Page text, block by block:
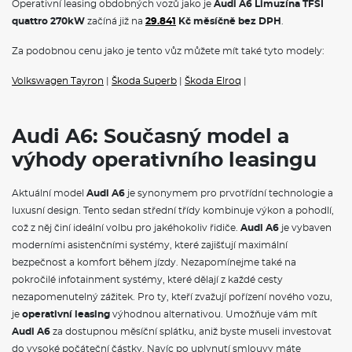
výšky snižuje odpor. , Prostřednictvím Audi drive select lze
vozidla – v porovnání s modelem A6 se standardním
„dynamic“: - 30 mm, „zdvih“: +/- 0 mm
dodatečným reproduktorům v předních hlavových opěrkách.
3D zvuk přináší působivou trojrozměrnou reprodukci zvuku
pro přední sedadla. Tuto zvukovou vlastnost vytvářejí
technologie Fraunhofer Symphoria. 3D zvuk lze reprodukovat
pomocí všech zdrojů. Výsledkem je prakticky bezkonkurenční
autentický stereofonní a 3D prostorový zážitek ve vozidle.,
Bang & Olufsen 3D Premium Sound System s reproduktory v
hlavových opěrkách se skládá z:, 16 reproduktorů včetně 3D
výškových a středových reproduktorů, subwooferu a
vylepšeného centrálního reproduktoru v porovnání se
systémem Bang & Olufsen 3D Premium Sound System, 20
kanálový zesilovač s celkovým výkonem 810 W, 4
zážitek a prostorový zvuk, navigační příkazy a telefonní
Operativní leasing obdobných vozů jako je Audi A6 Limuzína TFSI
quattro 270kW začíná již na 29.841 Kč měsíčně bez DPH
Za podobnou cenu jako je tento vůz můžete mít také tyto modely:
Volkswagen Tayron Škoda Superb Škoda Elroq
Audi A6: Současný model a
výhody operativního leasingu
Aktuální model Audi A6 je synonymem pro prvotřídní technologie a
luxusní design. Tento sedan střední třídy kombinuje výkon a pohodlí,
což z něj činí ideální volbu pro jakéhokoliv řidiče. Audi A6 je vybaven
moderními asistenčními systémy, které zajišťují maximální
bezpečnost a komfort během jízdy. Nezapomínejme také na
pokročilé infotainment systémy, které dělají z každé cesty
nezapomenutelný zážitek. Pro ty, kteří zvažují pořízení nového vozu,
je operativní leasing výhodnou alternativou. Umožňuje vám mít
Audi A6 za dostupnou měsíční splátku, aniž byste museli investovat
do vysoké počáteční částky. Navíc po uplynutí smlouvy máte